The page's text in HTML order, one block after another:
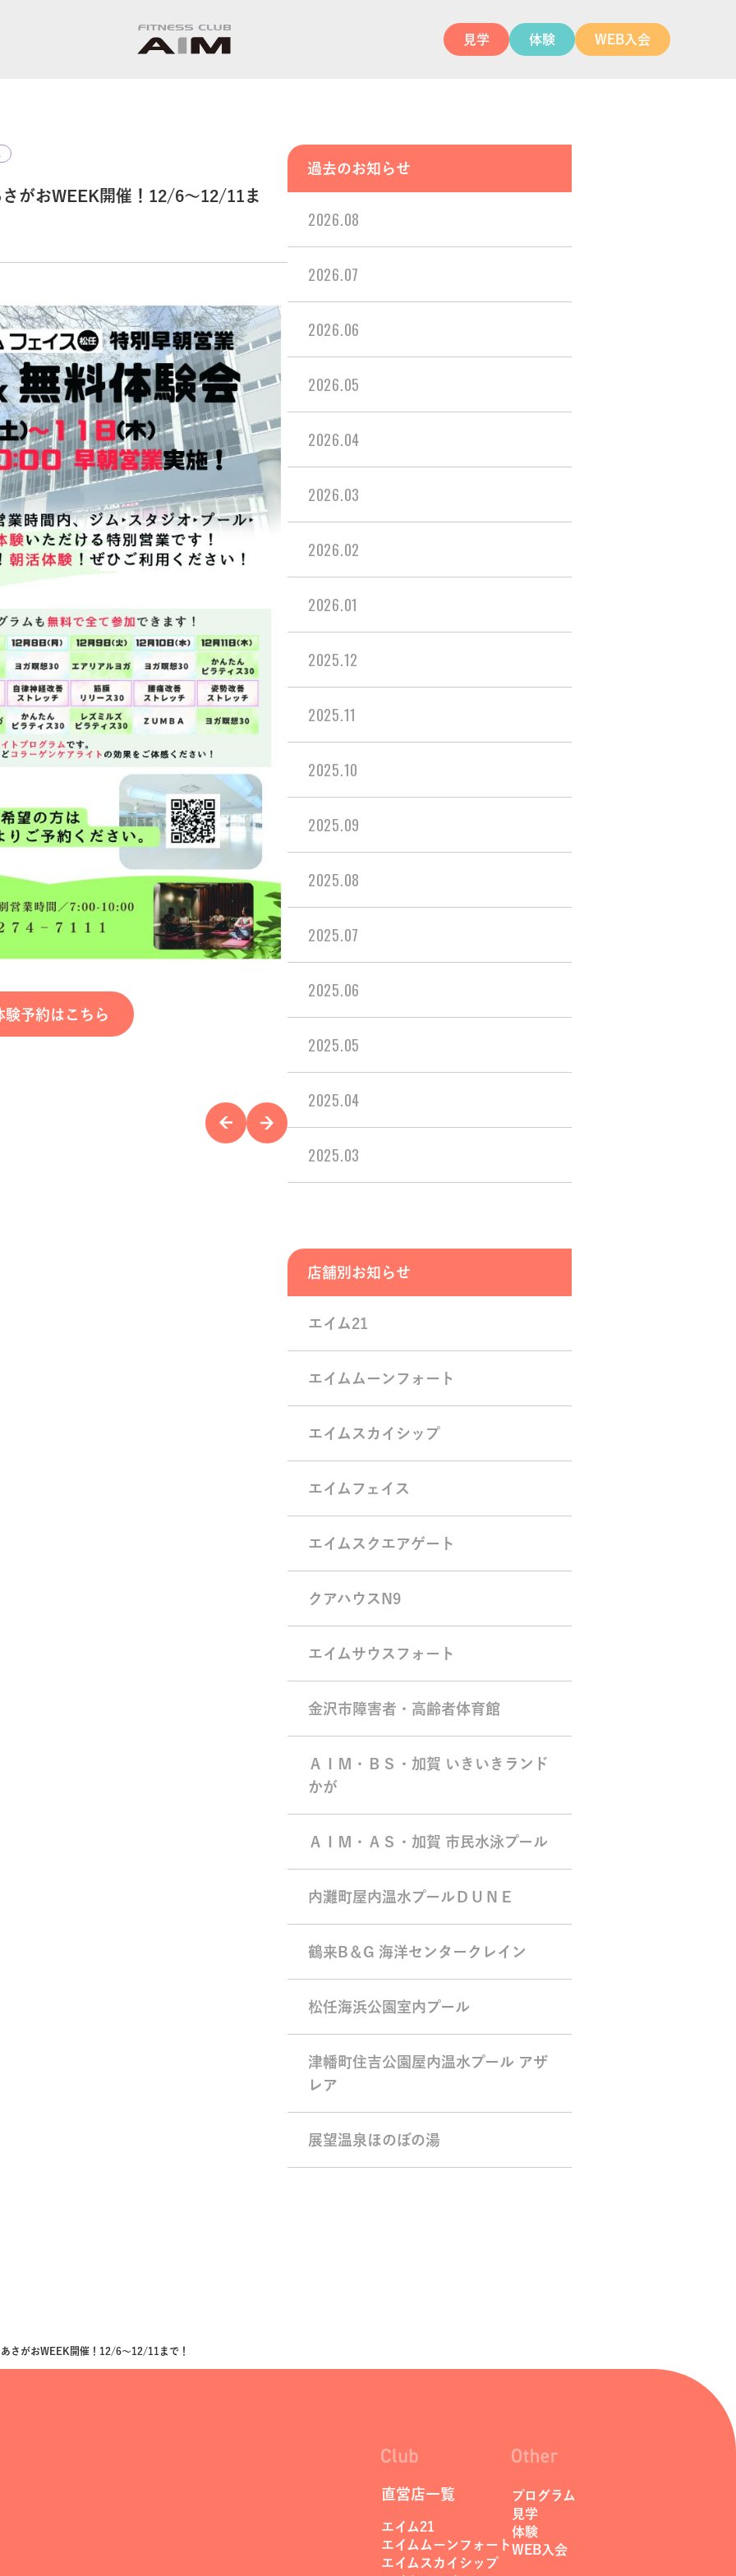
見学 体験 WEB入会
さがおWEEK開催！12/6〜12/11ま
験予約はこちら
過去のお知らせ
2026.08
2026.07
2026.06
2026.05
2026.04
2026.03
2026.02
2026.01
2025.12
2025.11
2025.10
2025.09
2025.08
2025.07
2025.06
2025.05
2025.04
2025.03
店舗別お知らせ
エイム21
エイムムーンフォート
エイムスカイシップ
エイムフェイス
エイムスクエアゲート
クアハウスN9
エイムサウスフォート
金沢市障害者・高齢者体育館
ＡＩＭ・ＢＳ・加賀 いきいきランド
かが
ＡＩＭ・ＡＳ・加賀 市民水泳プール
内灘町屋内温水プールＤＵＮＥ
鶴来B＆G 海洋センタークレイン
松任海浜公園室内プール
津幡町住吉公園屋内温水プール アザ
レア
展望温泉ほのぼの湯
あさがおWEEK開催！12/6〜12/11まで！
直営店一覧
エイム21
エイムムーンフォート
エイムスカイシップ
プログラム
見学
体験
WEB入会